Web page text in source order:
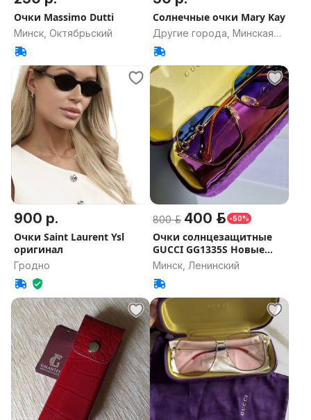
Очки Massimo Dutti
Минск, Октябрьский
Солнечные очки Mary Kay
Другие города, Минская
область
900 р.
Очки Saint Laurent Ysl
оригинал
Гродно
800 р. 400 р. -50%
Очки солнцезащитные
GUCCI GG1335S Новые
Оригинал
Минск, Ленинский